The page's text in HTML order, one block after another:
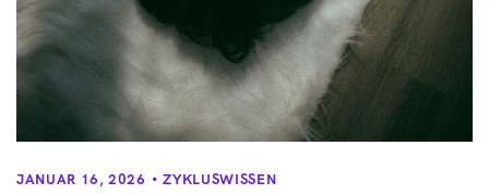
JANUAR 16, 2026 ZYKLUSWISSEN